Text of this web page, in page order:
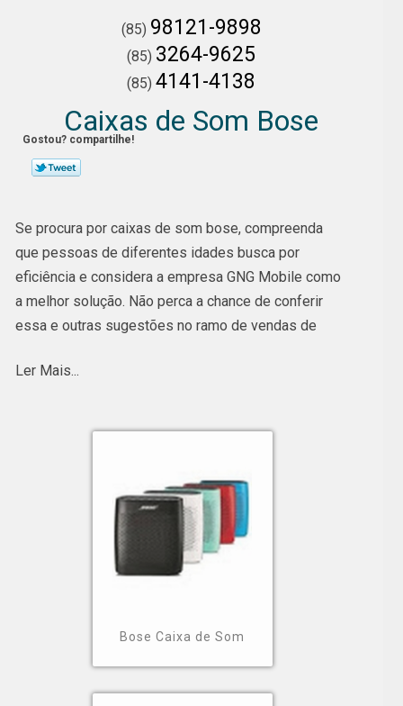
(85) 98121-9898
(85) 3264-9625
(85)4141-4138
Caixas de Som Bose
Gostou? compartilhe!
Se procura por caixas de som bose, compreenda
que pessoas de diferentes idades busca por
eficiência e considera a empresa GNG Mobile como
a melhor solução. Não perca a chance de conferir
essa e outras sugestões no ramo de vendas de
caixa de som jbl xtreme preço;
caixa de som portátil bose valor;
Então é importante esclarecer que varia de acordo
Ler Mais...
Bose Caixa de Som